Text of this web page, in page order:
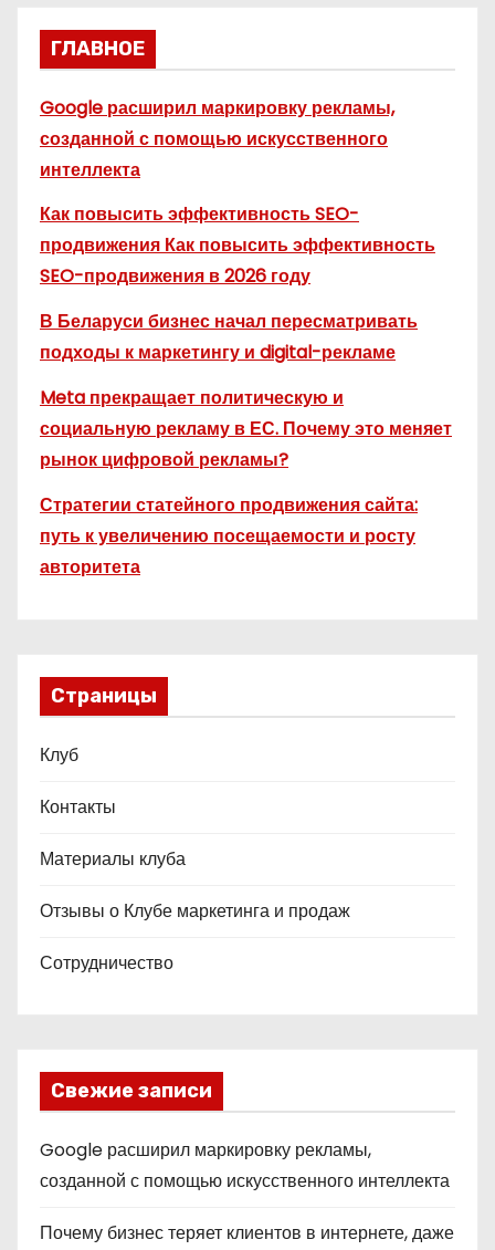
ГЛАВНОЕ
Google расширил маркировку рекламы,
созданной с помощью искусственного
интеллекта
Как повысить эффективность SEO-
продвижения Как повысить эффективность
SEO-продвижения в 2026 году
В Беларуси бизнес начал пересматривать
подходы к маркетингу и digital-рекламе
Meta прекращает политическую и
социальную рекламу в ЕС. Почему это меняет
рынок цифровой рекламы?
Стратегии статейного продвижения сайта:
путь к увеличению посещаемости и росту
авторитета
Страницы
Клуб
Контакты
Материалы клуба
Отзывы о Клубе маркетинга и продаж
Сотрудничество
Свежие записи
Google расширил маркировку рекламы,
созданной с помощью искусственного интеллекта
Почему бизнес теряет клиентов в интернете, даже